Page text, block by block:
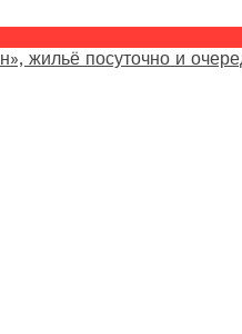
жильё посуточно и